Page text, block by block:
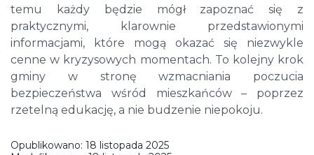
temu każdy będzie mógł zapoznać się z
praktycznymi, klarownie przedstawionymi
informacjami, które mogą okazać się niezwykle
cenne w kryzysowych momentach. To kolejny krok
gminy w stronę wzmacniania poczucia
bezpieczeństwa wśród mieszkańców – poprzez
rzetelną edukację, a nie budzenie niepokoju.
Opublikowano: 18 listopada 2025